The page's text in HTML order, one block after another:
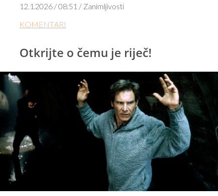
12.1.2026 / 08:51 / Zanimljivosti
KOMENTARI
Otkrijte o čemu je riječ!